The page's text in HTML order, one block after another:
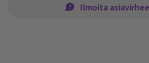
Ilmoita